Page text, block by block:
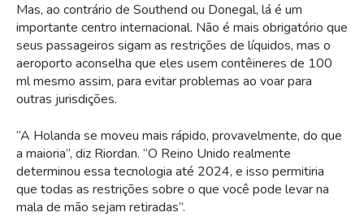
Mas, ao contrário de Southend ou Donegal, lá é um
importante centro internacional. Não é mais obrigatório que
seus passageiros sigam as restrições de líquidos, mas o
aeroporto aconselha que eles usem contêineres de 100
ml mesmo assim, para evitar problemas ao voar para
outras jurisdições.
“A Holanda se moveu mais rápido, provavelmente, do que
a maioria”, diz Riordan. “O Reino Unido realmente
determinou essa tecnologia até 2024, e isso permitiria
que todas as restrições sobre o que você pode levar na
mala de mão sejam retiradas”.